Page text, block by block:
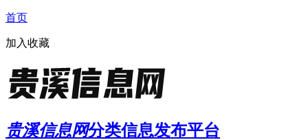
首页
加入收藏
贵溪信息网分类信息发布平台